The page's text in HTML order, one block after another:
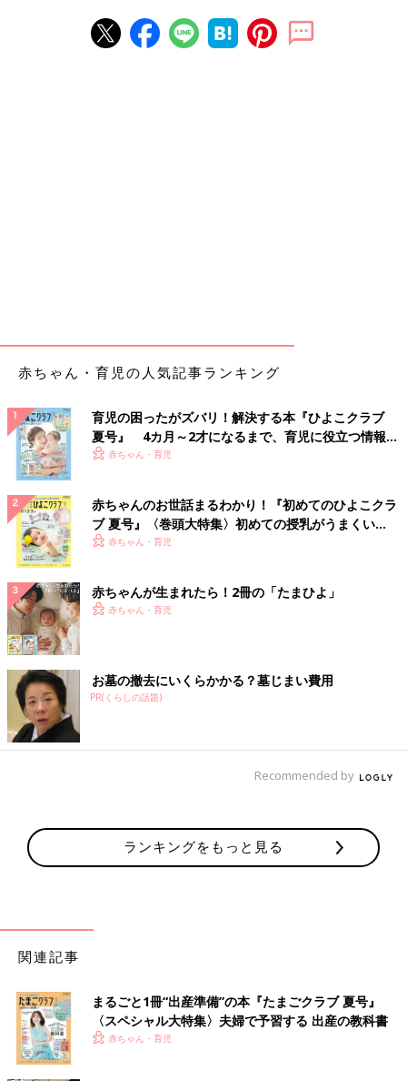
赤ちゃん・育児の人気記事ランキング
育児の困ったがズバリ！解決する本『ひよこクラブ
夏号』 4カ月～2才になるまで、育児に役立つ情報が
いっぱい！
赤ちゃん・育児
赤ちゃんのお世話まるわかり！『初めてのひよこクラ
ブ 夏号』〈巻頭大特集〉初めての授乳がうまくい
く！ おっぱい・ミルクの基本と夏のトラブル 解決テ
赤ちゃん・育児
赤ちゃんが生まれたら！2冊の「たまひよ」
赤ちゃん・育児
お墓の撤去にいくらかかる？墓じまい費用
PR(くらしの話題)
Recommended by
ランキングをもっと見る
関連記事
まるごと1冊“出産準備”の本『たまごクラブ 夏号』
〈スペシャル大特集〉夫婦で予習する 出産の教科書
赤ちゃん・育児